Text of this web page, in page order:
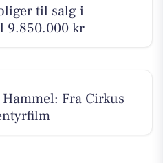
til salg i
9.850.000 kr
Fra Cirkus